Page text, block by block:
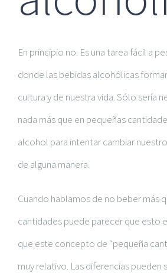
En principio no. Es una tarea fácil a
donde las bebidas alcohólicas
cultura y de nuestra vida. Sólo sería
nada más que en pequeñas
alcohol para intentar cambiar
de alguna manera.
Cuando hablamos de no beber más
cantidades puede parecer que esto
que este concepto de “pequeña
muy relativo. Las diferencias pueden